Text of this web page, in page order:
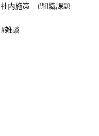
社内施策 組織課題
雑談